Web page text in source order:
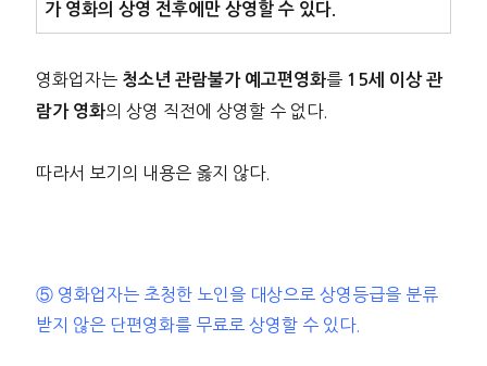
가 영화의 상영 전후에만 상영할 수 있다.
영화업자는 청소년 관람불가 예고편영화를 15세 이상 관
람가 영화의 상영 직전에 상영할 수 없다.
따라서 보기의 내용은 옳지 않다.
⑤ 영화업자는 초청한 노인을 대상으로 상영등급을 분류
받지 않은 단편영화를 무료로 상영할 수 있다.